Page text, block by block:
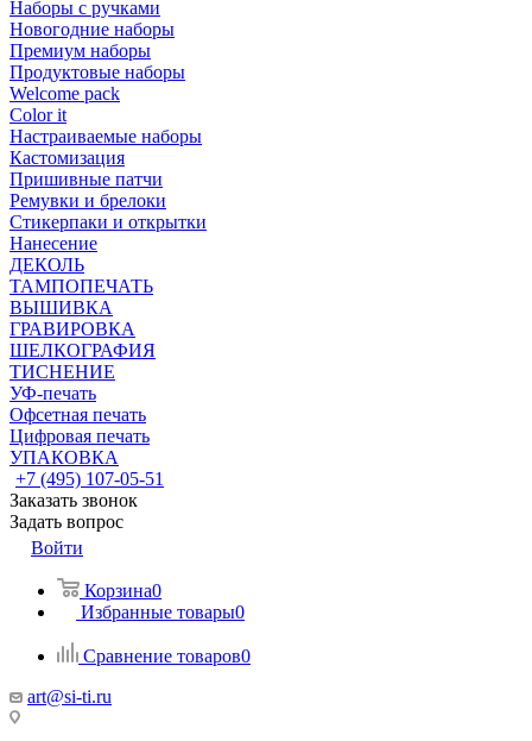
Наборы с ручками
Новогодние наборы
Премиум наборы
Продуктовые наборы
Welcome pack
Color it
Настраиваемые наборы
Кастомизация
Пришивные патчи
Ремувки и брелоки
Стикерпаки и открытки
Нанесение
ДЕКОЛЬ
ТАМПОПЕЧАТЬ
ВЫШИВКА
ГРАВИРОВКА
ШЕЛКОГРАФИЯ
ТИСНЕНИЕ
УФ-печать
Офсетная печать
Цифровая печать
УПАКОВКА
+7 (495) 107-05-51
Заказать звонок
Задать вопрос
Войти
Корзина0
Избранные товары0
Сравнение товаров0
art@si-ti.ru